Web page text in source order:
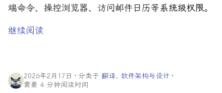
端命令、操控浏览器、访问邮件日历等系统级权限。
继续阅读
2026年2月17日 分类于 翻译, 软件架构与设计
需要 4 分钟阅读时间